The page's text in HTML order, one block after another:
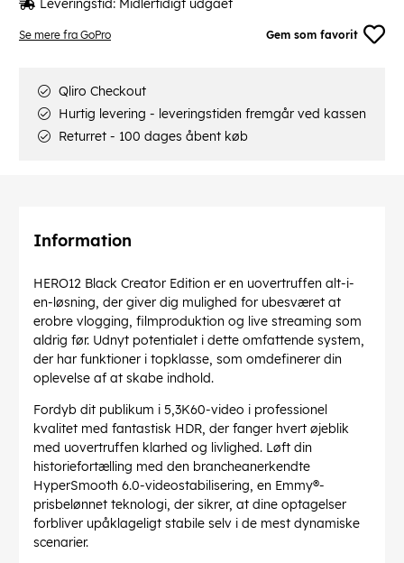
Se mere fra GoPro Gem som favorit
Leveringstid: Midlertidigt udgået
Qliro Checkout
Hurtig levering - leveringstiden fremgår ved kassen
Returret - 100 dages åbent køb
Information
HERO12 Black Creator Edition er en uovertruffen alt-i-
en-løsning, der giver dig mulighed for ubesværet at
erobre vlogging, filmproduktion og live streaming som
aldrig før. Udnyt potentialet i dette omfattende system,
der har funktioner i topklasse, som omdefinerer din
oplevelse af at skabe indhold.
Fordyb dit publikum i 5,3K60-video i professionel
kvalitet med fantastisk HDR, der fanger hvert øjeblik
med uovertruffen klarhed og livlighed. Løft din
historiefortælling med den brancheanerkendte
HyperSmooth 6.0-videostabilisering, en Emmy®-
prisbelønnet teknologi, der sikrer, at dine optagelser
forbliver upåklageligt stabile selv i de mest dynamiske
scenarier.